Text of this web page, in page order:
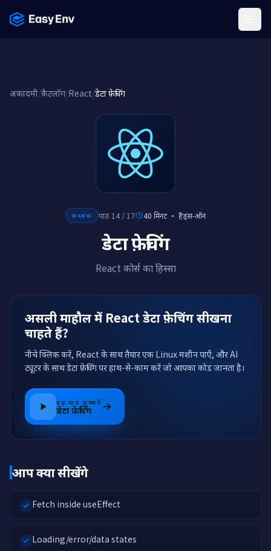
अकादमी/कैटलॉग/React/डेटा फ़ेचिंग
मध्यम पाठ 14 / 17 40 मिनट· हैंड्स-ऑन
डेटा फ़ेचिंग
React कोर्स का हिस्सा
असली माहौल में React डेटा फ़ेचिंग सीखना
चाहते हैं?
नीचे क्लिक करें, React के साथ तैयार एक Linux मशीन पाएँ, और AI
ट्यूटर के साथ डेटा फ़ेचिंग पर हाथ-से-काम करें जो आपका कोड जानता है।
यह पाठ शुरू करें
डेटा फ़ेचिंग
आप क्या सीखेंगे
Fetch inside useEffect
Loading/error/data states